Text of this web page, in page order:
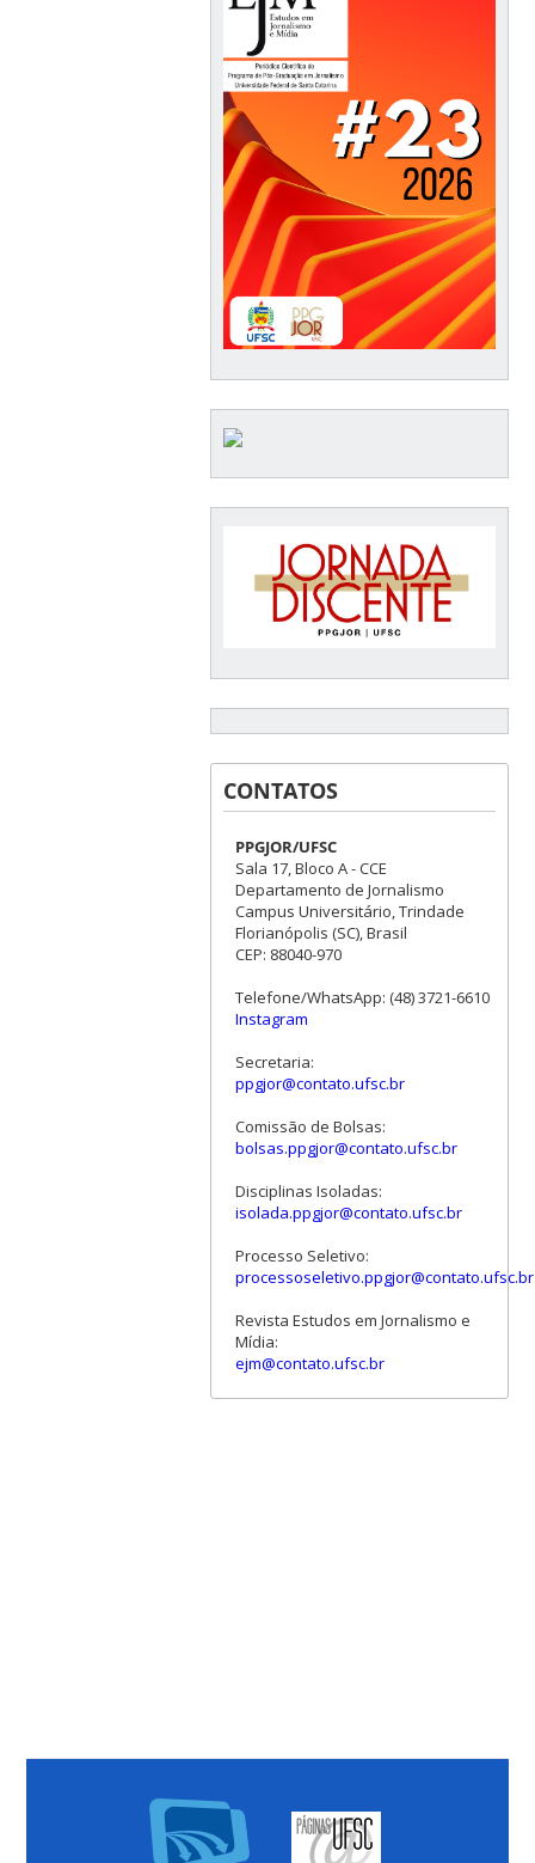
CONTATOS
PPGJOR/UFSC
Sala 17, Bloco A - CCE
Departamento de Jornalismo
Campus Universitário, Trindade
Florianópolis (SC), Brasil
CEP: 88040-970
Telefone/WhatsApp: (48) 3721-6610
Instagram
Secretaria:
ppgjor@contato.ufsc.br
Comissão de Bolsas:
bolsas.ppgjor@contato.ufsc.br
Disciplinas Isoladas:
isolada.ppgjor@contato.ufsc.br
Processo Seletivo:
processoseletivo.ppgjor@contato.ufsc.br
Revista Estudos em Jornalismo e
Mídia:
ejm@contato.ufsc.br